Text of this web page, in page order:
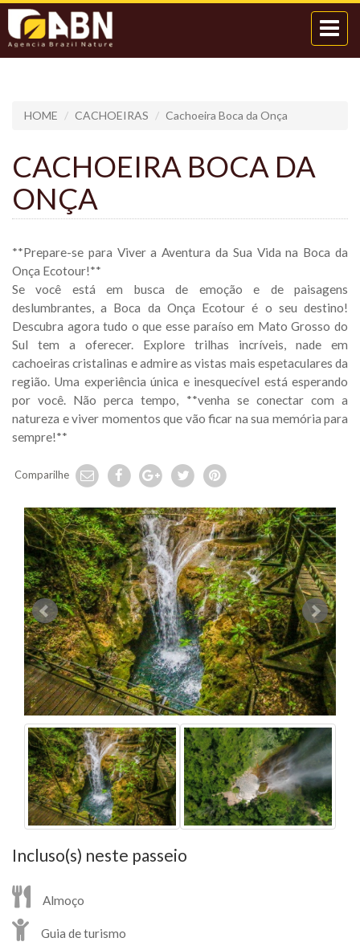
Toggle
HOME CACHOEIRAS Cachoeira Boca da Onça
CACHOEIRA BOCA DA
ONÇA
**Prepare-se para Viver a Aventura da Sua Vida na Boca da
Onça Ecotour!**
Se você está em busca de emoção e de paisagens
deslumbrantes, a Boca da Onça Ecotour é o seu destino!
Descubra agora tudo o que esse paraíso em Mato Grosso do
Sul tem a oferecer. Explore trilhas incríveis, nade em
cachoeiras cristalinas e admire as vistas mais espetaculares da
região. Uma experiência única e inesquecível está esperando
por você. Não perca tempo, **venha se conectar com a
natureza e viver momentos que vão ficar na sua memória para
sempre!**
Comparilhe
Incluso(s) neste passeio
Almoço
Guia de turismo